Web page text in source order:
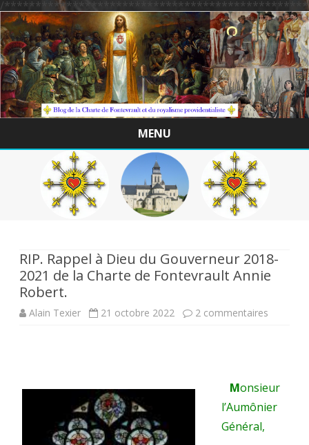
/
MENU
Skip
to
content
RIP. Rappel à Dieu du Gouverneur 2018-
2021 de la Charte de Fontevrault Annie
Robert.
Alain Texier 21 octobre 2022 2 commentaires
à
Dieu
Monsieur
l’Aumônier
Général,